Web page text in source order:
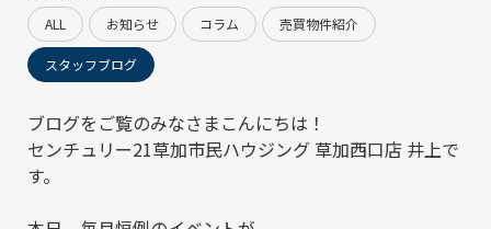
ALL お知らせ コラム 売買物件紹介
スタッフブログ
ブログをご覧のみなさまこんにちは！
センチュリー21草加市民ハウジング 草加西口店 井上で
す。